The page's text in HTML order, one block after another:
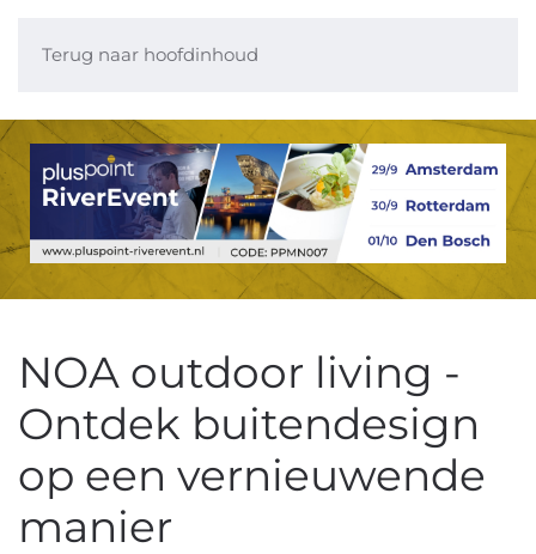
Terug naar hoofdinhoud
NOA outdoor living -
Ontdek buitendesign
op een vernieuwende
manier